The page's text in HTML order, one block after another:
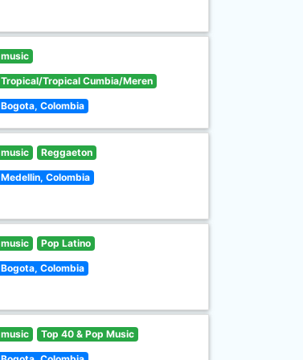
music
Tropical/Tropical Cumbia/Meren
Bogota, Colombia
music Reggaeton
Medellin, Colombia
music Pop Latino
Bogota, Colombia
music Top 40 & Pop Music